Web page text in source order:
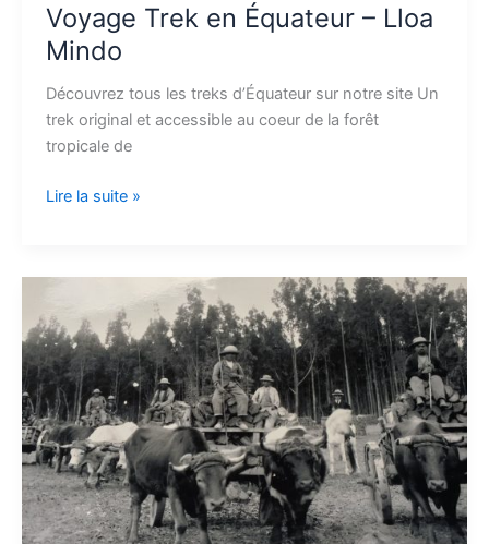
Voyage Trek en Équateur – Lloa
Mindo
Découvrez tous les treks d’Équateur sur notre site Un
trek original et accessible au coeur de la forêt
tropicale de
Lire la suite »
des
randonnées
à
Leito
(région
de
Baños)